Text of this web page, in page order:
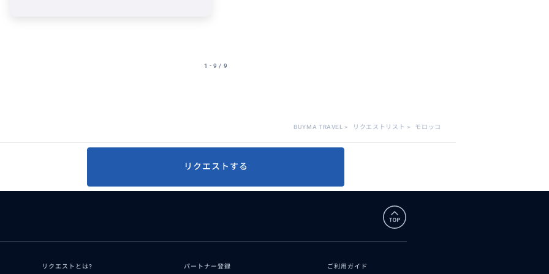
1 - 9 / 9
BUYMA TRAVEL > リクエストリスト > モロッコ
リクエストする
リクエストとは? パートナー登録 ご利用ガイド